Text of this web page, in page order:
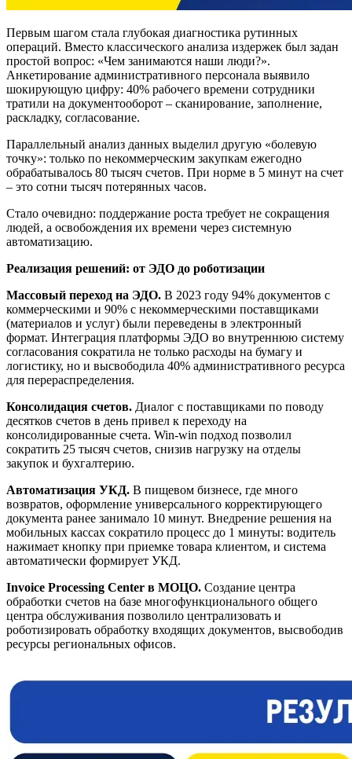
Первым шагом стала глубокая диагностика рутинных
операций. Вместо классического анализа издержек был задан
простой вопрос: «Чем занимаются наши люди?».
Анкетирование административного персонала выявило
шокирующую цифру: 40% рабочего времени сотрудники
тратили на документооборот – сканирование, заполнение,
раскладку, согласование.
Параллельный анализ данных выделил другую «болевую
точку»: только по некоммерческим закупкам ежегодно
обрабатывалось 80 тысяч счетов. При норме в 5 минут на счет
– это сотни тысяч потерянных часов.
Стало очевидно: поддержание роста требует не сокращения
людей, а освобождения их времени через системную
автоматизацию.
Реализация решений: от ЭДО до роботизации
Массовый переход на ЭДО. В 2023 году 94% документов с
коммерческими и 90% с некоммерческими поставщиками
(материалов и услуг) были переведены в электронный
формат. Интеграция платформы ЭДО во внутреннюю систему
согласования сократила не только расходы на бумагу и
логистику, но и высвободила 40% административного ресурса
для перераспределения.
Консолидация счетов. Диалог с поставщиками по поводу
десятков счетов в день привел к переходу на
консолидированные счета. Win-win подход позволил
сократить 25 тысяч счетов, снизив нагрузку на отделы
закупок и бухгалтерию.
Автоматизация УКД. В пищевом бизнесе, где много
возвратов, оформление универсального корректирующего
документа ранее занимало 10 минут. Внедрение решения на
мобильных кассах сократило процесс до 1 минуты: водитель
нажимает кнопку при приемке товара клиентом, и система
автоматически формирует УКД.
Invoice Processing Center в МОЦО. Создание центра
обработки счетов на базе многофункционального общего
центра обслуживания позволило централизовать и
роботизировать обработку входящих документов, высвободив
ресурсы региональных офисов.